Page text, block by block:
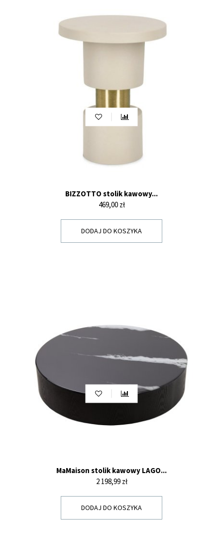
BIZZOTTO stolik kawowy...
Cena
469,00 zł
DODAJ DO KOSZYKA
MaMaison stolik kawowy LAGO...
Cena
2 198,99 zł
DODAJ DO KOSZYKA